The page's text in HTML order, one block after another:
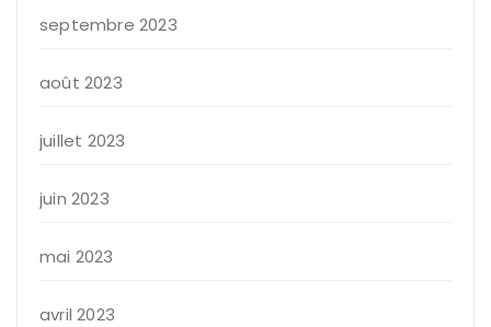
septembre 2023
août 2023
juillet 2023
juin 2023
mai 2023
avril 2023